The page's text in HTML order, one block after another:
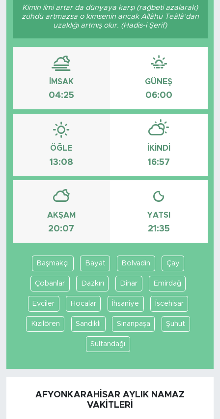
Kimin ilmi artar da dünyaya karşı (rağbeti azalarak)
zühdü artmazsa o kimsenin ancak Allâhü Teâlâ’dan
uzaklığı artmış olur. (Hadis-i Şerif)
İMSAK
04:25
GÜNEŞ
06:00
ÖĞLE
13:08
İKINDI
16:57
AKŞAM
20:07
YATSI
21:35
Başmakçı Bayat Bolvadin Çay
Çobanlar Dazkırı Dinar Emirdağ
Evciler Hocalar İhsaniye İscehisar
Kızılören Sandıklı Sinanpaşa Şuhut
Sultandağı
AFYONKARAHISAR AYLIK NAMAZ
VAKITLERI